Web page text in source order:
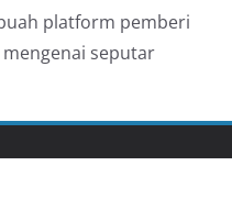
platform pemberi
seputar